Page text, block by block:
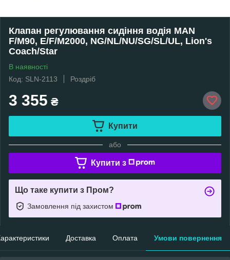
Клапан регулювання сидіння водія MAN
F/M90, E/F/M2000, NG/NL/NU/SG/SL/UL, Lion's
Coach/Star
В наявності
Код: SLN-2113
Роздріб
3 355 ₴
Купити
або
Купити з
Що таке купити з Пром?
Замовлення під захистом
Доставка Оплата Умови повернення